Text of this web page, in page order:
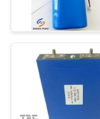
SITE
PRIVACY
POLICY